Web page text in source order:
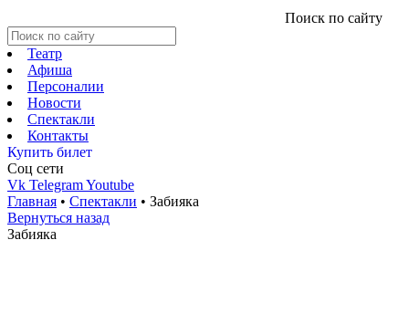
Поиск по сайту
Театр
Афиша
Персоналии
Новости
Спектакли
Контакты
Купить билет
Соц cети
Vk TelegramYoutube
Главная • Спектакли • Забияка
Вернуться назад
Забияка